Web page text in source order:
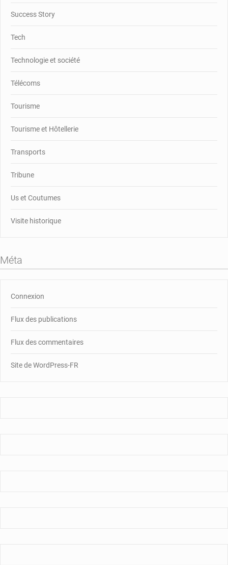
Success Story
Tech
Technologie et société
Télécoms
Tourisme
Tourisme et Hôtellerie
Transports
Tribune
Us et Coutumes
Visite historique
Méta
Connexion
Flux des publications
Flux des commentaires
Site de WordPress-FR